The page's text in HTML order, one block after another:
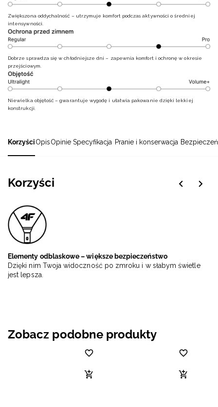
KorzyściOpisOpinie Specyfikacja Pranie i konserwacja
Korzyści
Elementy odblaskowe – większe bezpieczeństwo
Dzięki nim Twoja widoczność po zmroku i w słabym świetle
jest lepsza.
Zwiększona oddychalność – utrzymuje komfort podczas aktywności o średniej
intensywności.
Dobrze sprawdza się w chłodniejsze dni – zapewnia komfort i ochronę w okresie
przejściowym.
Niewielka objętość – gwarantuje wygodę i ułatwia pakowanie dzięki lekkiej
konstrukcji.
Zobacz podobne produkty